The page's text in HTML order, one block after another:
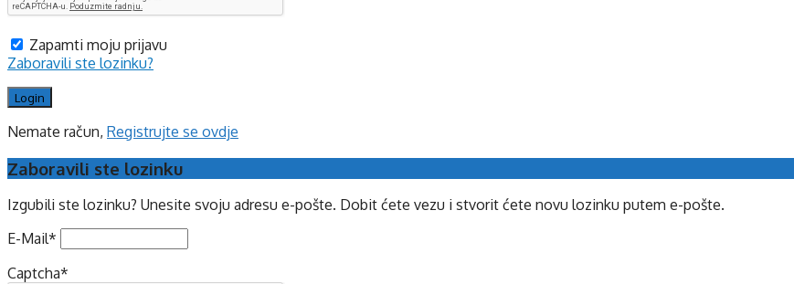
Zapamti moju prijavu
Zaboravili ste lozinku?
Nemate račun, Registrujte se ovdje
Zaboravili ste lozinku
Izgubili ste lozinku? Unesite svoju adresu e-pošte. Dobit ćete vezu i stvorit ćete novu lozinku putem e-pošte.
E-Mail*
Captcha*